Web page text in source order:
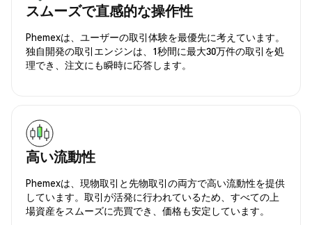
スムーズで直感的な操作性
Phemexは、ユーザーの取引体験を最優先に考えています。
独自開発の取引エンジンは、1秒間に最大30万件の取引を処
理でき、注文にも瞬時に応答します。
高い流動性
Phemexは、現物取引と先物取引の両方で高い流動性を提供
しています。取引が活発に行われているため、すべての上
場資産をスムーズに売買でき、価格も安定しています。